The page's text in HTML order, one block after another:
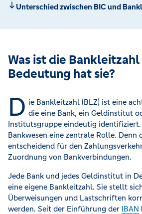
Unterschied zwischen BIC und
Was ist die
Bedeutung hat sie?
D ie Bankleitzahl (BLZ) ist eine
die eine Bank, ein Geldinstitut
Institutsgruppe eindeutig identifiziert.
Bankwesen eine zentrale Rolle. Denn
entscheidend für den
Zuordnung von Bankverbindungen.
Jede Bank und jedes Geldinstitut in
eine eigene Bankleitzahl. Sie stellt
Überweisungen und Lastschriften
werden. Seit der Einführung der IBAN